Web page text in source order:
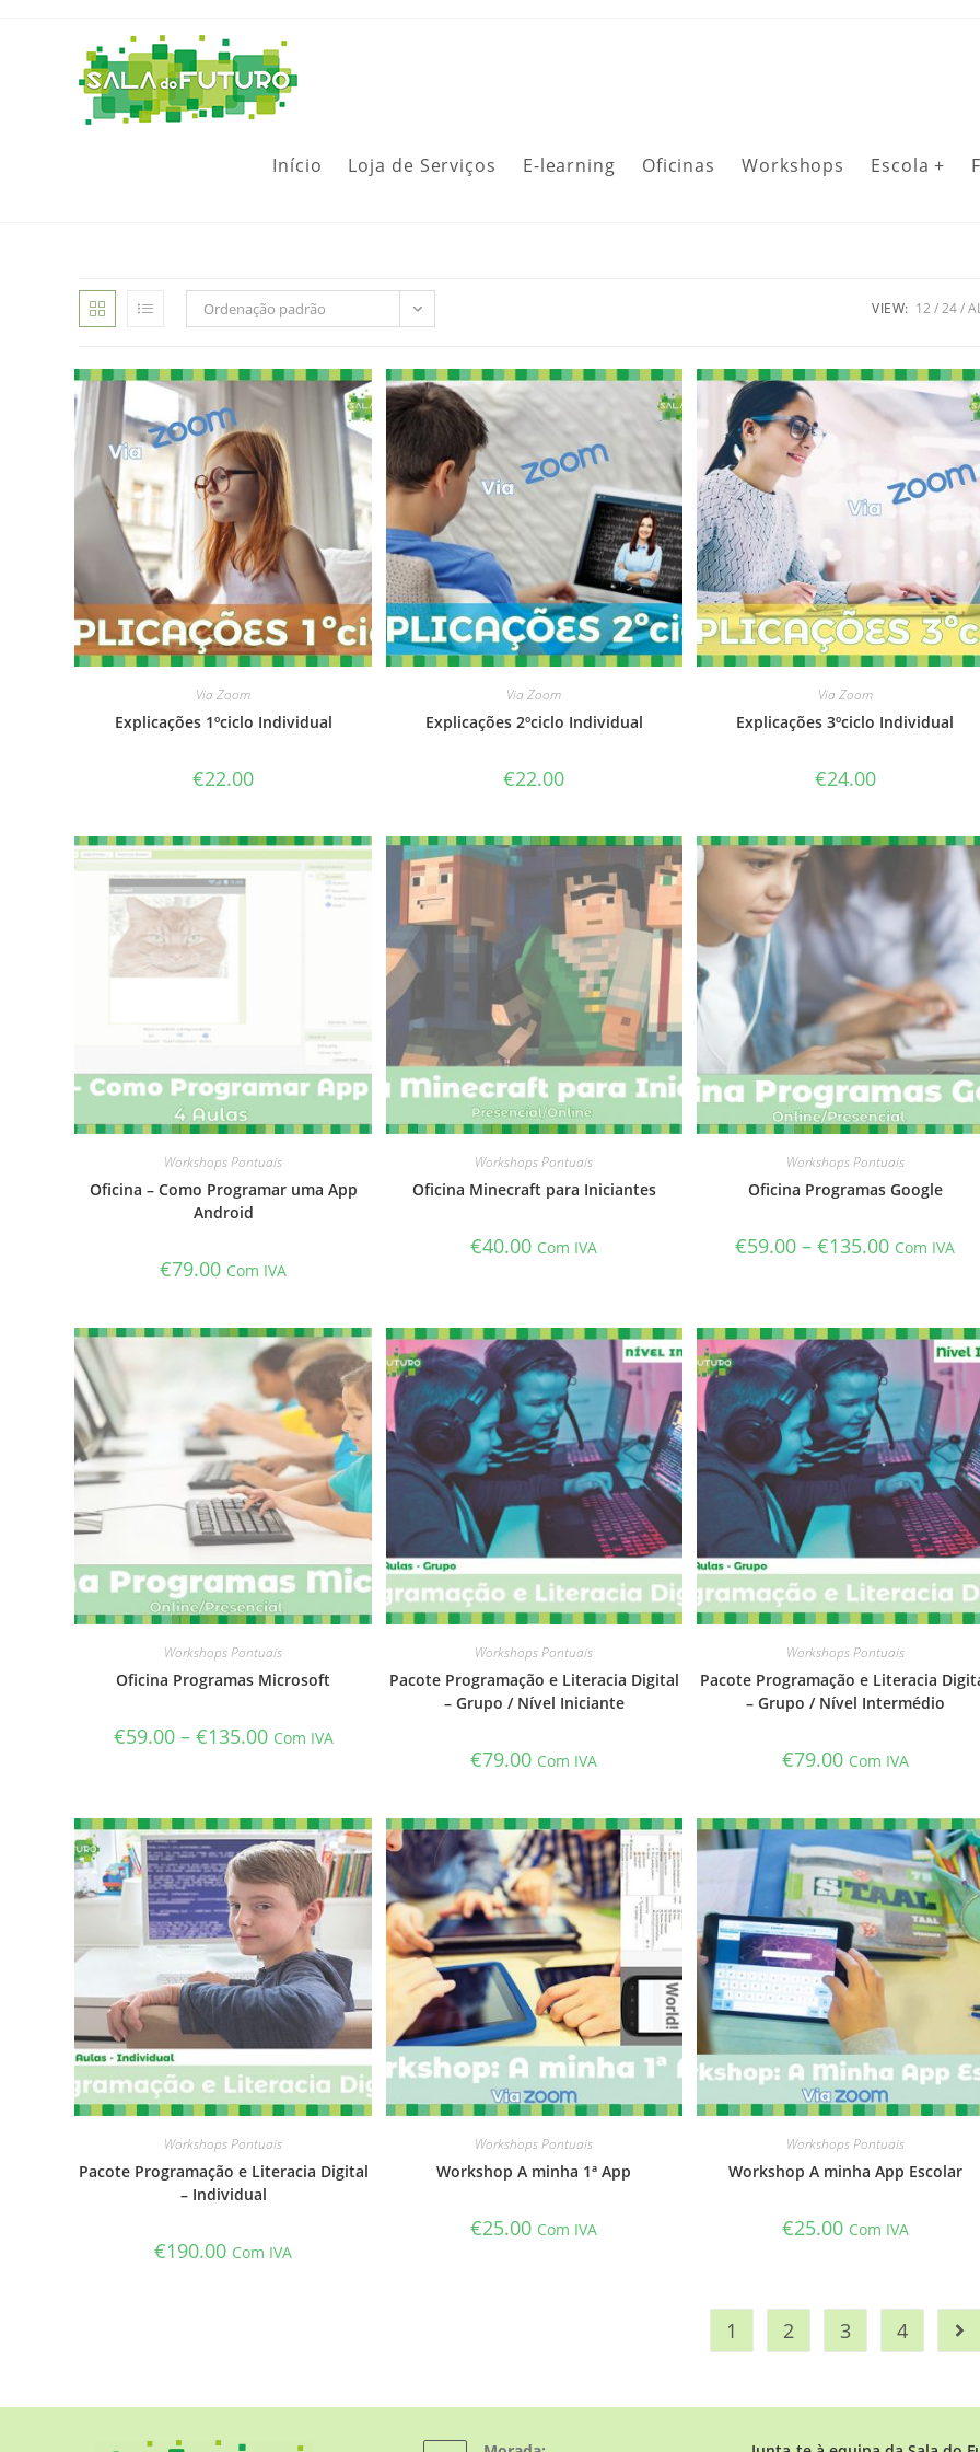
Início Loja de Serviços E-learning Oficinas Workshops Escola +
Ordenação padrão VIEW: 12 24
Via Zoom
Explicações 1ºciclo Individual
€22.00
Via Zoom
Explicações 2ºciclo Individual
€22.00
Via Zoom
Explicações 3ºciclo Individual
€24.00
Workshops Pontuais
Oficina – Como Programar uma App
Android
€79.00 Com IVA
Workshops Pontuais
Oficina Minecraft para Iniciantes
€40.00 Com IVA
Workshops Pontuais
Oficina Programas Google
€59.00 – €135.00 Com IVA
Workshops Pontuais
Oficina Programas Microsoft
€59.00 – €135.00 Com IVA
Workshops Pontuais
Pacote Programação e Literacia Digital
– Grupo / Nível Iniciante
€79.00 Com IVA
Workshops Pontuais
Pacote Programação e Literacia
– Grupo / Nível Intermédio
€79.00 Com IVA
Workshops Pontuais
Pacote Programação e Literacia Digital
– Individual
€190.00 Com IVA
Workshops Pontuais
Workshop A minha 1ª App
€25.00 Com IVA
Workshops Pontuais
Workshop A minha App Escolar
€25.00 Com IVA
1 2 3 4